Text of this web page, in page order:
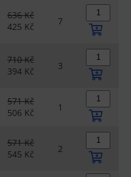
636 Kč
425 Kč
7
710 Kč
394 Kč
3
571 Kč
506 Kč
1
571 Kč
545 Kč
2